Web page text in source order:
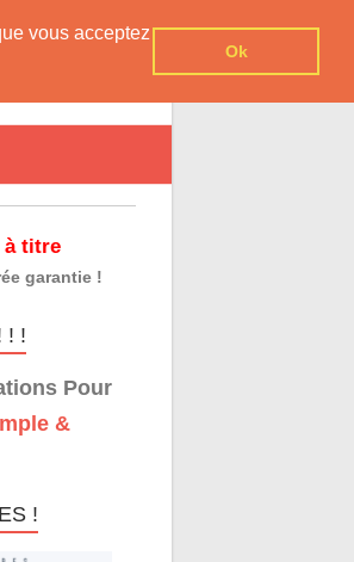
vous acceptez
Ok
à titre
garantie !
! !
Pour
&
!